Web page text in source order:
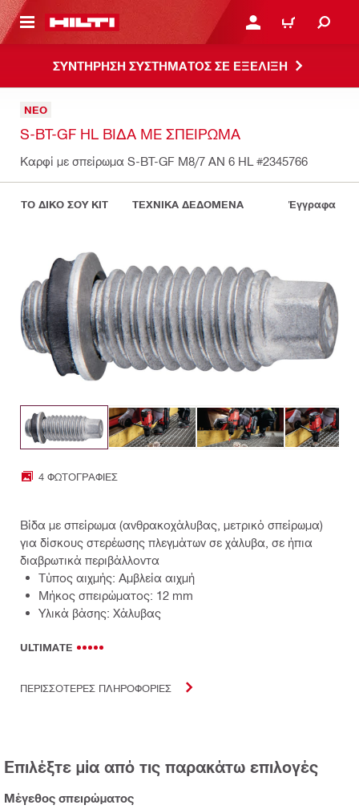
ΕΛΕΓΞΕΙΣ ΤΟ ΠΑΚΕΤΟ ΠΟΥ ΕΧΕΙΣ ΦΤΙΑΞΕΙ ΚΆΝΕ ΣΎΝΔΕΣΗ Ή
ΚΑΛΆΘΙ
ΣΥΝΤΗΡΗΣΗ ΣΥΣΤΗΜΑΤΟΣ ΣΕ ΕΞΕΛΙΞΗ
ΝΈΟ
S-BT-GF HL ΒΊΔΑ ΜΕ ΣΠΕΊΡΩΜΑ
Καρφί με σπείρωμα S-BT-GF M8/7 AN 6 HL #2345766
ΤΟ ΔΙΚΟ ΣΟΥ KIT ΤΕΧΝΙΚΑ ΔΕΔΟΜΕΝΑ Έγγραφα
4 ΦΩΤΟΓΡΑΦΊΕΣ
Βίδα με σπείρωμα (ανθρακοχάλυβας, μετρικό σπείρωμα)
για δίσκους στερέωσης πλεγμάτων σε χάλυβα, σε ήπια
διαβρωτικά περιβάλλοντα
Τύπος αιχμής: Αμβλεία αιχμή
Μήκος σπειρώματος: 12 mm
Υλικά βάσης: Χάλυβας
ULTIMATE
ΠΕΡΙΣΣΟΤΕΡΕΣ ΠΛΗΡΟΦΟΡΙΕΣ
Επιλέξτε μία από τις παρακάτω επιλογές
Μέγεθος σπειρώματος